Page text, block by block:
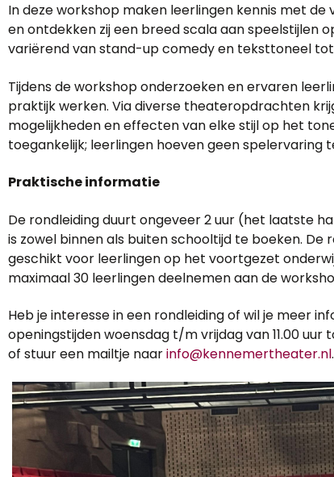
In deze workshop maken leerlingen kennis met
en ontdekken zij een breed scala aan speelstijlen
variërend van stand-up comedy en teksttoneel
Tijdens de workshop onderzoeken en ervaren
praktijk werken. Via diverse theateropdrachten
mogelijkheden en effecten van elke stijl op het
toegankelijk; leerlingen hoeven geen spelervaring
Praktische informatie
De rondleiding duurt ongeveer 2 uur (het laatste
is zowel binnen als buiten schooltijd te boeken.
geschikt voor leerlingen op het voortgezet
maximaal 30 leerlingen deelnemen aan de
Heb je interesse in een rondleiding of wil je meer
openingstijden woensdag t/m vrijdag van 11.00 uur
of stuur een mailtje naarinfo@kennemertheater.nl.